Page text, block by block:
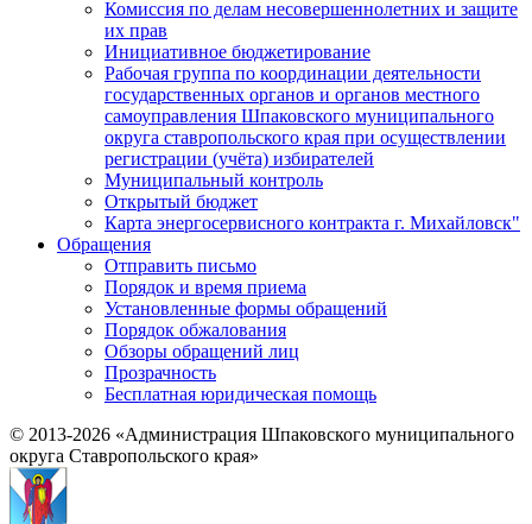
Комиссия по делам несовершеннолетних и защите
их прав
Инициативное бюджетирование
Рабочая группа по координации деятельности
государственных органов и органов местного
самоуправления Шпаковского муниципального
округа ставропольского края при осуществлении
регистрации (учёта) избирателей
Муниципальный контроль
Открытый бюджет
Карта энергосервисного контракта г. Михайловск"
Обращения
Отправить письмо
Порядок и время приема
Установленные формы обращений
Порядок обжалования
Обзоры обращений лиц
Прозрачность
Бесплатная юридическая помощь
© 2013-2026 «Администрация Шпаковского муниципального
округа Ставропольского края»